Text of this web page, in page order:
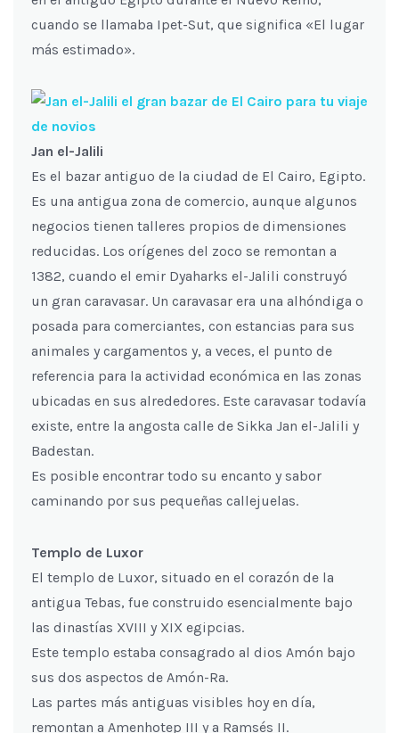
cuando se llamaba Ipet-Sut, que significa «El lugar
más estimado».
Jan el-Jalili
Es el bazar antiguo de la ciudad de El Cairo, Egipto.
Es una antigua zona de comercio, aunque algunos
negocios tienen talleres propios de dimensiones
reducidas. Los orígenes del zoco se remontan a
1382, cuando el emir Dyaharks el-Jalili construyó
un gran caravasar. Un caravasar era una alhóndiga o
posada para comerciantes, con estancias para sus
animales y cargamentos y, a veces, el punto de
referencia para la actividad económica en las zonas
ubicadas en sus alrededores. Este caravasar todavía
existe, entre la angosta calle de Sikka Jan el-Jalili y
Badestan.
Es posible encontrar todo su encanto y sabor
caminando por sus pequeñas callejuelas.
Templo de Luxor
El templo de Luxor, situado en el corazón de la
antigua Tebas, fue construido esencialmente bajo
las dinastías XVIII y XIX egipcias.
Este templo estaba consagrado al dios Amón bajo
sus dos aspectos de Amón-Ra.
Las partes más antiguas visibles hoy en día,
remontan a Amenhotep III y a Ramsés II.